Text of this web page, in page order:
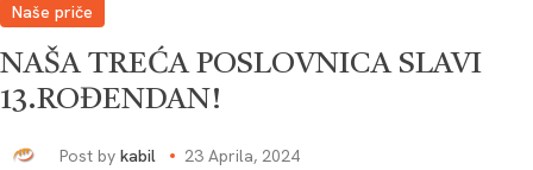
Naše priče
NAŠA TREĆA POSLOVNICA SLAVI
13.ROĐENDAN!
23 Aprila, 2024
Post by kabil